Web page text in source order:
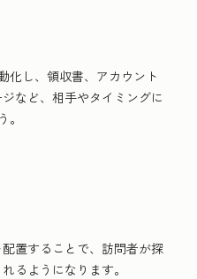
化し、領収書、アカウント
など、相手やタイミングに
置することで、訪問者が探
るようになります。